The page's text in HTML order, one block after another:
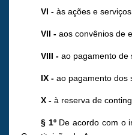
VI - às ações e
VII - aos convênios de
VIII - ao pagamento de
IX - ao pagamento dos
X - à reserva de
§ 1ºDe acordo com o